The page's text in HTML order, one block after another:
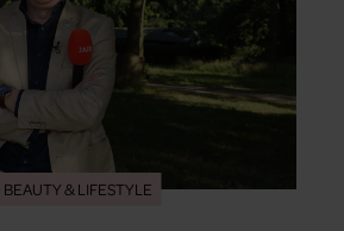
BEAUTY & LIFESTYLE